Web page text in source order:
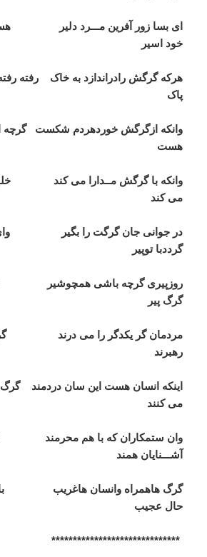
ای بسا زور آفرین مـــرد دلیر
خود اسیر
هرکه گرگش رادراندازد به خاک رفته
پاک
وانکه ازگرگش خوردهردم شکست گرچه
هست
وانکه با گرگش مــدارا می کند
می کند
در جوانی جان گرگت را بگیر
گرددبا توپیر
روزپیری گرچه باشی همچوشیر
گرگ پیر
مردمان گر یکدگر را می درند
رهبرند
اینکه انسان هست این سان دردمند گرگ
می کنند
وان ستمکاران که با هم محرمند
آشـــنایان همند
گرگ هاهمراه وانسان هاغریب
حال عجیب
******************************